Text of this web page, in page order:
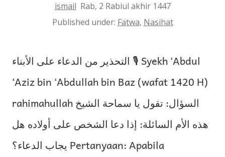
ismail Rab, 2 Rabiul akhir 1447
Published under: Fatwa, Nasihat
التحذير من الدعاء على الأبناء 🎙 Syekh ‘Abdul
‘Aziz bin ‘Abdullah bin Baz (wafat 1420 H)
rahimahullah السؤال: تقول يا سماحة الشيخ
هذه الأم السائلة: إذا دعا الشخص على أولاده هل
يجاب الدعاء؟ Pertanyaan: Apabila